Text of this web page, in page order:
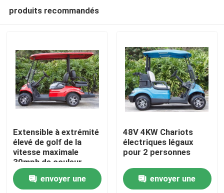
Maison
Produits
produits recommandés
Extensible à extrémité
élevé de golf de la
vitesse maximale
30mph de couleur
personnalisable
électrique de chariot
envoyer une
48V 4KW Chariots
électriques légaux
pour 2 personnes
envoyer une